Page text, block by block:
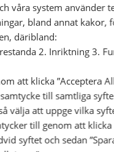
Hitta församling
Press
SAU
Kalender
Lediga tjänster
English
Vad söker du?
våra system använder
bland annat kakor,
däribland:
2. Inriktning 3.
att klicka ”Acceptera
till samtliga
välja att uppge vilka
till genom att
syftet och sedan